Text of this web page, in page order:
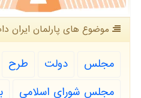
موضوع های پارلمان ایران
مجلس دولت
طرح
مجلس شورای اسلامی